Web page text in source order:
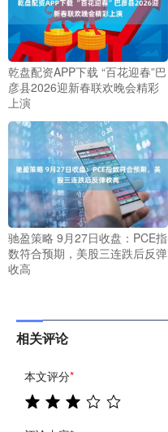
乾盘配资APP下载 “百花迎春”巴
彦县2026迎新春联欢晚会精彩
上演
驰盈策略 9月27日收盘：PCE指
数符合预期，美股三连跌后反弹
收高
相关评论
本文评分*